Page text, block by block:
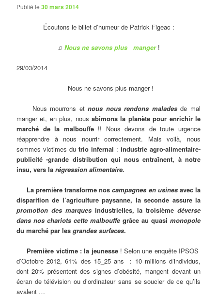
Publié le30 mars 2014
Écoutons le billet d’humeur de Patrick Figeac :
♫ Nous ne savons plus manger!
29/03/2014
Nous ne savons plus manger !
Nous mourrons etnous nous rendons malades de mal
manger et, en plus, nous abîmons la planète pour enrichir le
marché de la malbouffe!! Nous devons de toute urgence
réapprendre à nous nourrir correctement. Mais voilà, nous
sommes victimes dutrio infernal : industrie agro-alimentaire-
publicité -grande distribution qui nous entraînent, à notre
insu, vers la régression alimentaire.
La première transforme nos campagnes en usinesavec la
disparition de l’agriculture paysanne, la seconde assure la
promotion des marquesindustrielles, la troisième déverse
dans nos chariots cette malbouffe grâce au quasi monopole
du marché par lesgrandes surfaces.
Première victime : la jeunesse! Selon une enquête IPSOS
d’Octobre 2012, 61% des 15_25 ans : 10 millions d’individus,
dont 20% présentent des signes d’obésité, mangent devant un
écran de télévision ou d’ordinateur sans se soucier de ce qu’ils
avalent …